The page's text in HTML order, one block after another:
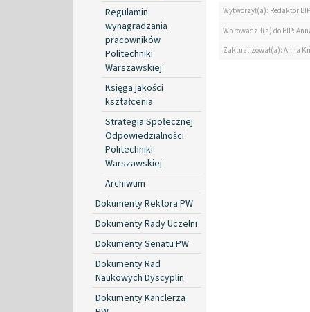
Regulamin
wynagradzania
pracowników
Politechniki
Warszawskiej
Księga jakości
kształcenia
Strategia Społecznej
Odpowiedzialności
Politechniki
Warszawskiej
Archiwum
Dokumenty Rektora PW
Dokumenty Rady Uczelni
Dokumenty Senatu PW
Dokumenty Rad
Naukowych Dyscyplin
Dokumenty Kanclerza
Wytworzył(a): Redaktor BIP
Wprowadził(a) do BIP:
Zaktualizował(a): Anna